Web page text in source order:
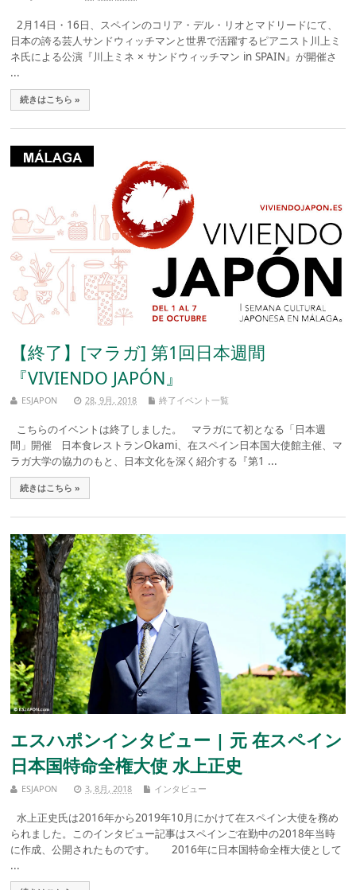
2月14日・16日、スペインのコリア・デル・リオとマドリードにて、
日本の誇る芸人サンドウィッチマンと世界で活躍するピアニスト川上ミ
ネ氏による公演『川上ミネ × サンドウィッチマン in SPAIN』が開催さ
...
続きはこちら »
【終了】[マラガ] 第1回日本週間
『VIVIENDO JAPÓN』
ESJAPON 28, 9月, 2018 終了イベント一覧
こちらのイベントは終了しました。 マラガにて初となる「日本週
間」開催 日本食レストランOkami、在スペイン日本国大使館主催、マ
ラガ大学の協力のもと、日本文化を深く紹介する『第1 ...
続きはこちら »
エスハポンインタビュー | 元 在スペイン
日本国特命全権大使 水上正史
ESJAPON 3, 8月, 2018 インタビュー
水上正史氏は2016年から2019年10月にかけて在スペイン大使を務め
られました。このインタビュー記事はスペインご在勤中の2018年当時
に作成、公開されたものです。 2016年に日本国特命全権大使として
...